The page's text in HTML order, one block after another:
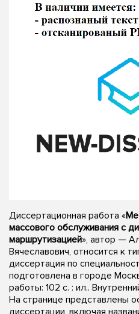
Диссертационная работа «
массового обслуживания с
маршрутизацией», автор —
Вячеславович, относится к
диссертация по
подготовлена в городе
работы: 102 с. : ил..
На странице представлены
диссертации, включая